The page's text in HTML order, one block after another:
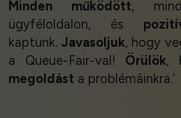
Minden működött,
ügyféloldalon, és
kaptunk. Javasoljuk, hogy
a Queue-Fair-val! Örülök,
megoldást a problémáinkra.’